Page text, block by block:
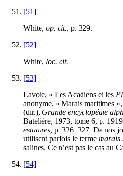
[51]
White, op. cit., p. 329.
[52]
White, loc. cit.
[53]
Lavoie, « Les Acadiens et les
anonyme, « Marais maritimes
(dir.), Grande encyclopédie
Batelière, 1973, tome 6, p.
estuaires, p. 326–327. De nos
utilisent parfois le terme marais
salines. Ce n’est pas le cas au
[54]